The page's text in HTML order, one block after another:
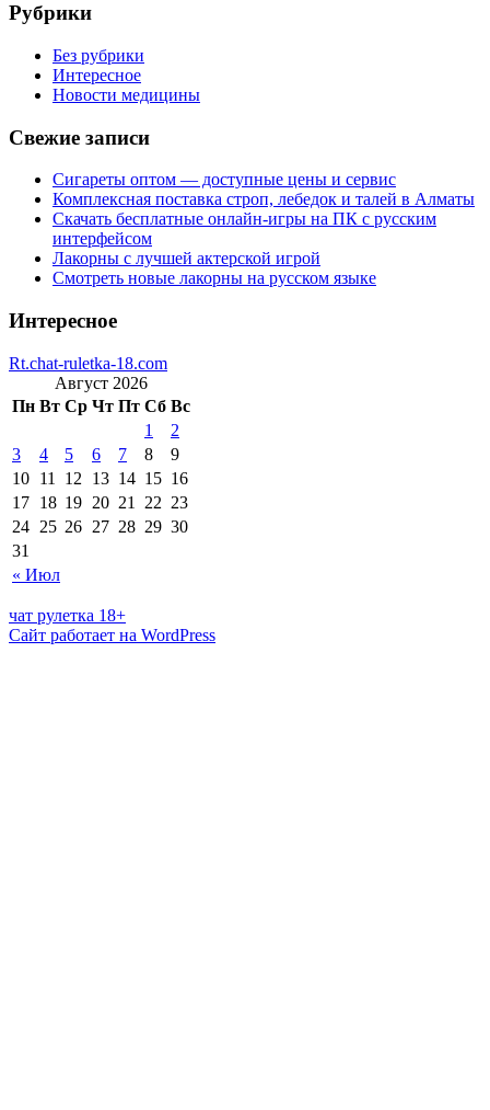
Рубрики
Без рубрики
Интересное
Новости медицины
Свежие записи
Сигареты оптом — доступные цены и сервис
Комплексная поставка строп, лебедок и талей в Алматы
Скачать бесплатные онлайн-игры на ПК с русским
интерфейсом
Лакорны с лучшей актерской игрой
Смотреть новые лакорны на русском языке
Интересное
Rt.chat-ruletka-18.com
Август 2026
Пн Вт Ср Чт Пт Сб Вс
« Июл
1
2
3
4 5 6 7 8
9
10 11 12 13 14 15 16
17 18 19 20 21 22 23
24 25 26 27 28 29 30
31
чат рулетка 18+
Сайт работает на WordPress